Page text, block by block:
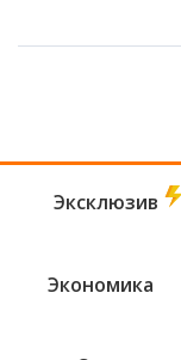
Эксклюзив
Экономика